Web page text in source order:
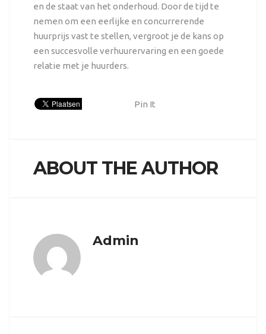
en de staat van het onderhoud. Door de tijd te
nemen om een eerlijke en concurrerende
huurprijs vast te stellen, vergroot je de kans op
een succesvolle verhuurervaring en een goede
relatie met je huurders.
Pin It
ABOUT THE AUTHOR
Admin